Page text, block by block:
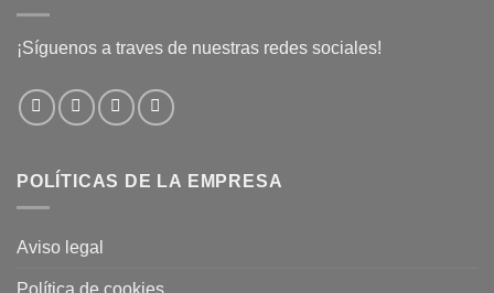
¡Síguenos a traves de nuestras redes sociales!
POLÍTICAS DE LA EMPRESA
Aviso legal